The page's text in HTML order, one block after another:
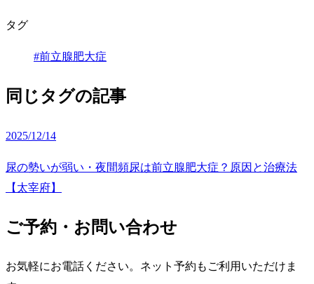
タグ
#前立腺肥大症
同じタグの記事
2025/12/14
尿の勢いが弱い・夜間頻尿は前立腺肥大症？原因と治療法
【太宰府】
ご予約・お問い合わせ
お気軽にお電話ください。ネット予約もご利用いただけま